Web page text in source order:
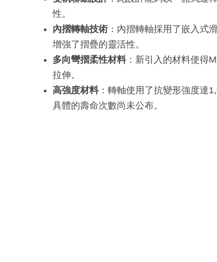
性。
內摺轉軸技術 ：內摺轉軸採用了嵌入式
增強了摺疊的靈活性。
多向彎摺柔性材料：新引入的材料使得
拉伸。
高強度材料：轉軸使用了抗變形強度達
具體的壽命次數尚未公布。